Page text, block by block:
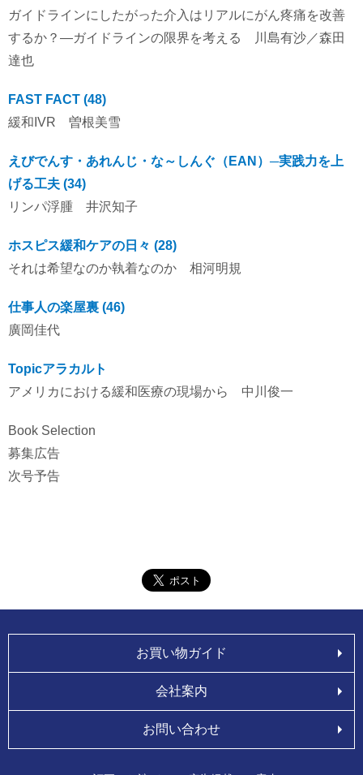
ガイドラインにしたがった介入はリアルにがん疼痛を改善
するか？―ガイドラインの限界を考える 川島有沙／森田
達也
FAST FACT (48)
緩和IVR 曽根美雪
えびでんす・あれんじ・な～しんぐ（EAN）─実践力を上
げる工夫 (34)
リンパ浮腫 井沢知子
ホスピス緩和ケアの日々 (28)
それは希望なのか執着なのか 相河明規
仕事人の楽屋裏 (46)
廣岡佳代
Topicアラカルト
アメリカにおける緩和医療の現場から 中川俊一
Book Selection
募集広告
次号予告
お買い物ガイド
会社案内
お問い合わせ